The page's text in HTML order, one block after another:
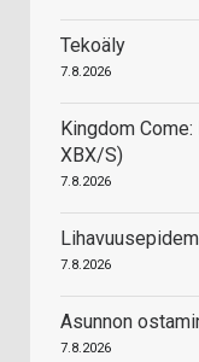
Tekoäly
7.8.2026
Kingdom
XBX/S)
7.8.2026
7.8.2026
Asunnon
7.8.2026